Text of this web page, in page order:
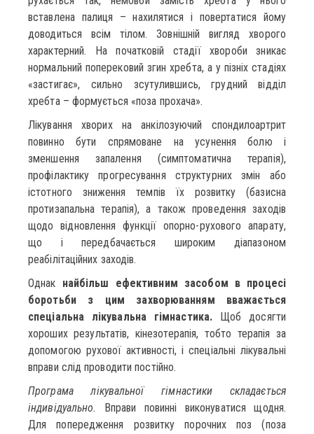
вставлена палиця – нахилятися і повертатися йому
доводиться всім тілом. Зовнішній вигляд хворого
характерний. На початковій стадії хвороби зникає
нормальний поперековий згин хребта, а у пізніх стадіях
«застигає», сильно зсутулившись, грудний відділ
хребта – формується «поза прохача».
Лікування хворих на анкілозуючий спондилоартрит
повинно бути спрямоване на усунення болю і
зменшення запалення (симптоматична терапія),
профілактику прогресування структурних змін або
істотного зниження темпів їх розвитку (базисна
протизапальна терапія), а також проведення заходів
щодо відновлення функції опорно-рухового апарату,
що і передбачається широким діапазоном
реабілітаційних заходів.
Однак найбільш ефективним засобом в процесі
боротьби з цим захворюванням вважається
спеціальна лікувальна гімнастика. Щоб досягти
хороших результатів, кінезотерапія, тобто терапія за
допомогою рухової активності, і спеціальні лікувальні
вправи слід проводити постійно.
Програма лікувальної гімнастики складається
індивідуально.
Вправи повинні виконуватися щодня.
Для попередження розвитку порочних поз (поза